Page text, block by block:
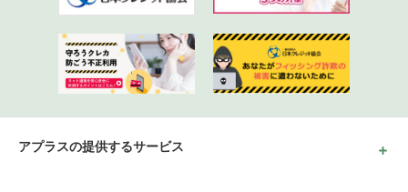
アプラスの提供するサービス